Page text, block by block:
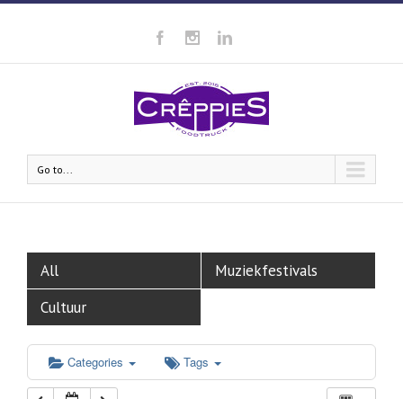
Go to...
All
Muziekfestivals
Cultuur
Categories Tags